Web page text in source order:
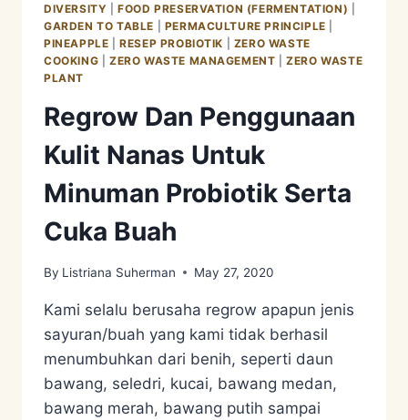
DIVERSITY |FOOD PRESERVATION (FERMENTATION)
GARDEN TO TABLE
PERMACULTURE PRINCIPLE
PINEAPPLE |RESEP PROBIOTIK
ZERO WASTE
COOKING
ZERO WASTE MANAGEMENT |ZERO WASTE
PLANT
Regrow Dan Penggunaan
Kulit Nanas Untuk
Minuman Probiotik Serta
Cuka Buah
By Listriana Suherman May 27, 2020
Kami selalu berusaha regrow apapun jenis
sayuran/buah yang kami tidak berhasil
menumbuhkan dari benih, seperti daun
bawang, seledri, kucai, bawang medan,
bawang merah, bawang putih sampai